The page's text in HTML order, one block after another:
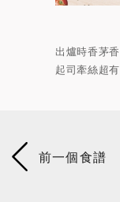
，拿起一片熱熱的披
！餅皮停留在口腔的時